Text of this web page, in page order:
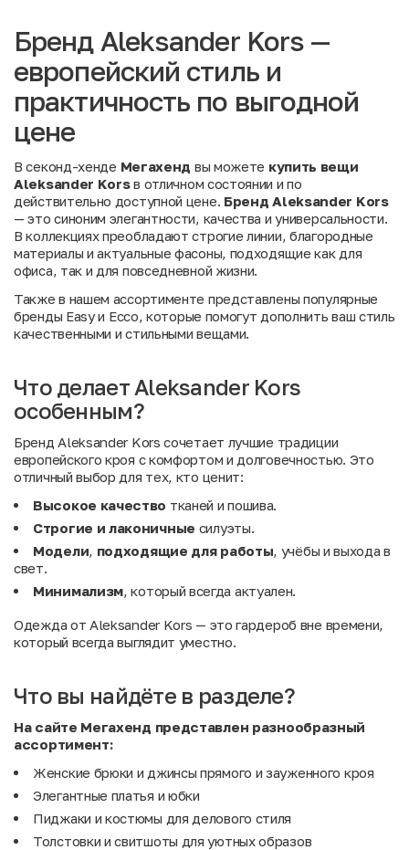
Бренд Aleksander Kors —
европейский стиль и
практичность по выгодной
цене
В секонд-хенде Мегахенд вы можете купить вещи
Aleksander Korsв отличном состоянии и по
действительно доступной цене. Бренд Aleksander Kors
— это синоним элегантности, качества и универсальности.
В коллекциях преобладают строгие линии, благородные
материалы и актуальные фасоны, подходящие как для
офиса, так и для повседневной жизни.
Также в нашем ассортименте представлены популярные
бренды Easyи Ecco, которые помогут дополнить ваш стиль
качественными и стильными вещами.
Что делает Aleksander Kors
особенным?
Бренд Aleksander Kors сочетает лучшие традиции
европейского кроя с комфортом и долговечностью. Это
отличный выбор для тех, кто ценит:
Высокое качество тканей и пошива.
Строгие и лаконичные силуэты.
Модели, подходящие для работы, учёбы и выхода в
свет.
Минимализм, который всегда актуален.
Одежда от Aleksander Kors — это гардероб вне времени,
который всегда выглядит уместно.
Что вы найдёте в разделе?
На сайте Мегахенд представлен разнообразный
ассортимент:
Женские брюки и джинсы прямого и зауженного кроя
Элегантные платья и юбки
Пиджаки и костюмы для делового стиля
Толстовки и свитшоты для уютных образов